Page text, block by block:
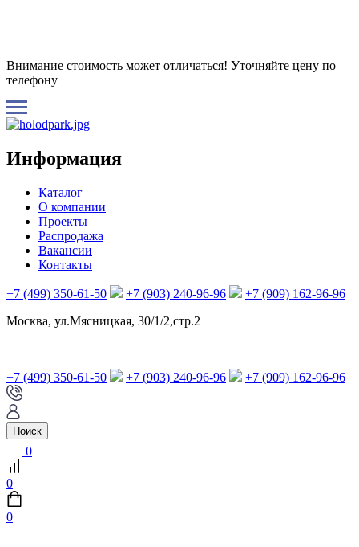
Внимание стоимость может отличаться! Уточняйте цену по
телефону
Информация
Каталог
О компании
Проекты
Распродажа
Вакансии
Контакты
+7 (499) 350-61-50 +7 (903) 240-96-96
+7 (909) 162-96-96
Москва, ул.Мясницкая, 30/1/2,стр.2
+7 (499) 350-61-50 +7 (903) 240-96-96 +7 (909) 162-96-96
Поиск
0
0
0